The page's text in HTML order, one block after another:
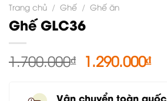
Trang chủ / Ghế / Ghế ăn
Ghế GLC36
1.700.000₫ Giá
1.290.000₫Giá
Vận chuyển toàn quốc